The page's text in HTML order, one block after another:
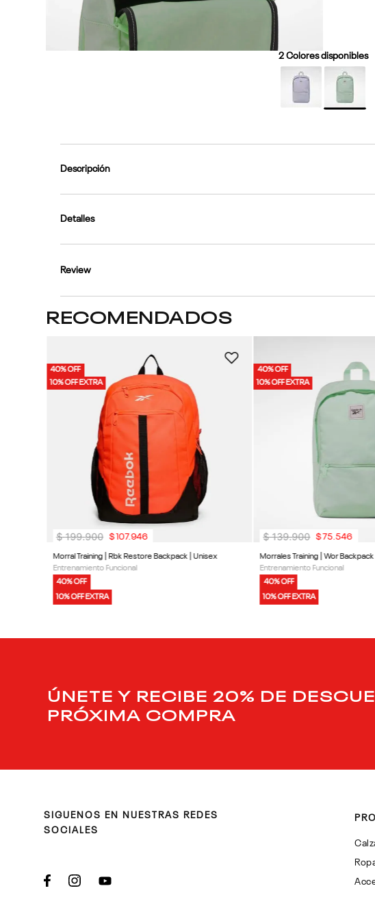
2Colores disponibles
Descripción
Detalles
Review
RECOMENDADOS
40% OFF
10% OFF EXTRA
Morral Training | Rbk Restore Backpack | Unisex
Entrenamiento Funcional
40% OFF
10% OFF EXTRA
$ 199.900 $107.946
40% OFF
10% OFF EXTRA
Morrales Training |
Entrenamiento Funcional
40% OFF
10% OFF EXTRA
$ 139.900 $75.546
ÚNETE Y RECIBE 20% DE
PRÓXIMA COMPRA
SIGUENOS EN NUESTRAS REDES
SOCIALES